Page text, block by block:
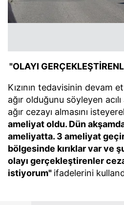
"OLAYI
Kızının tedavisinin devam
ağır olduğunu söyleyen
ağır cezayı almasını
ameliyat oldu. Dün
ameliyatta. 3 ameliyat
bölgesinde kırıklar var ve
olayı gerçekleştirenler
istiyorum" ifadelerini